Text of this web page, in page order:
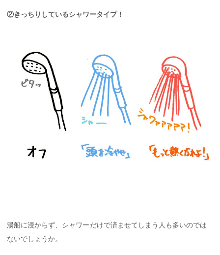
②きっちりしているシャワータイプ！
湯船に浸からず、シャワーだけで済ませてしまう人も多いのでは
ないでしょうか。